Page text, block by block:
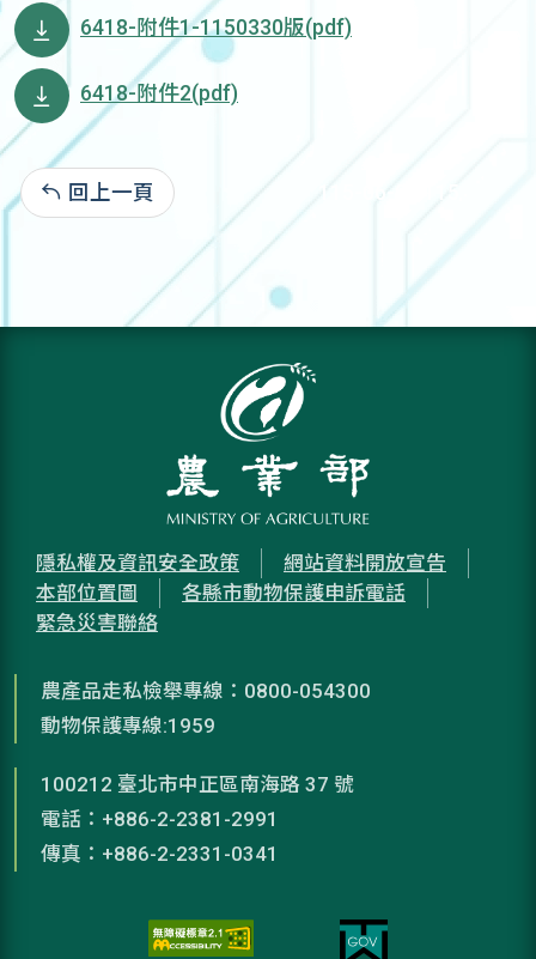
6418-附件1-1150330版(pdf)
6418-附件2(pdf)
回上一頁 115-06-02:115
隱私權及資訊安全政策
網站資料開放宣告
本部位置圖
各縣市動物保護申訴電話
緊急災害聯絡
農產品走私檢舉專線：0800-054300
動物保護專線:1959
100212 臺北市中正區南海路 37 號
電話：+886-2-2381-2991
傳真：+886-2-2331-0341